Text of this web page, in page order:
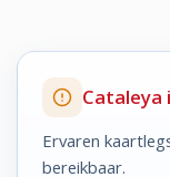
Cataleya
Ervaren
bereikbaar.